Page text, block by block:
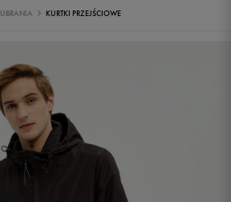
UBRANIA KURTKI PRZEJŚCIOWE